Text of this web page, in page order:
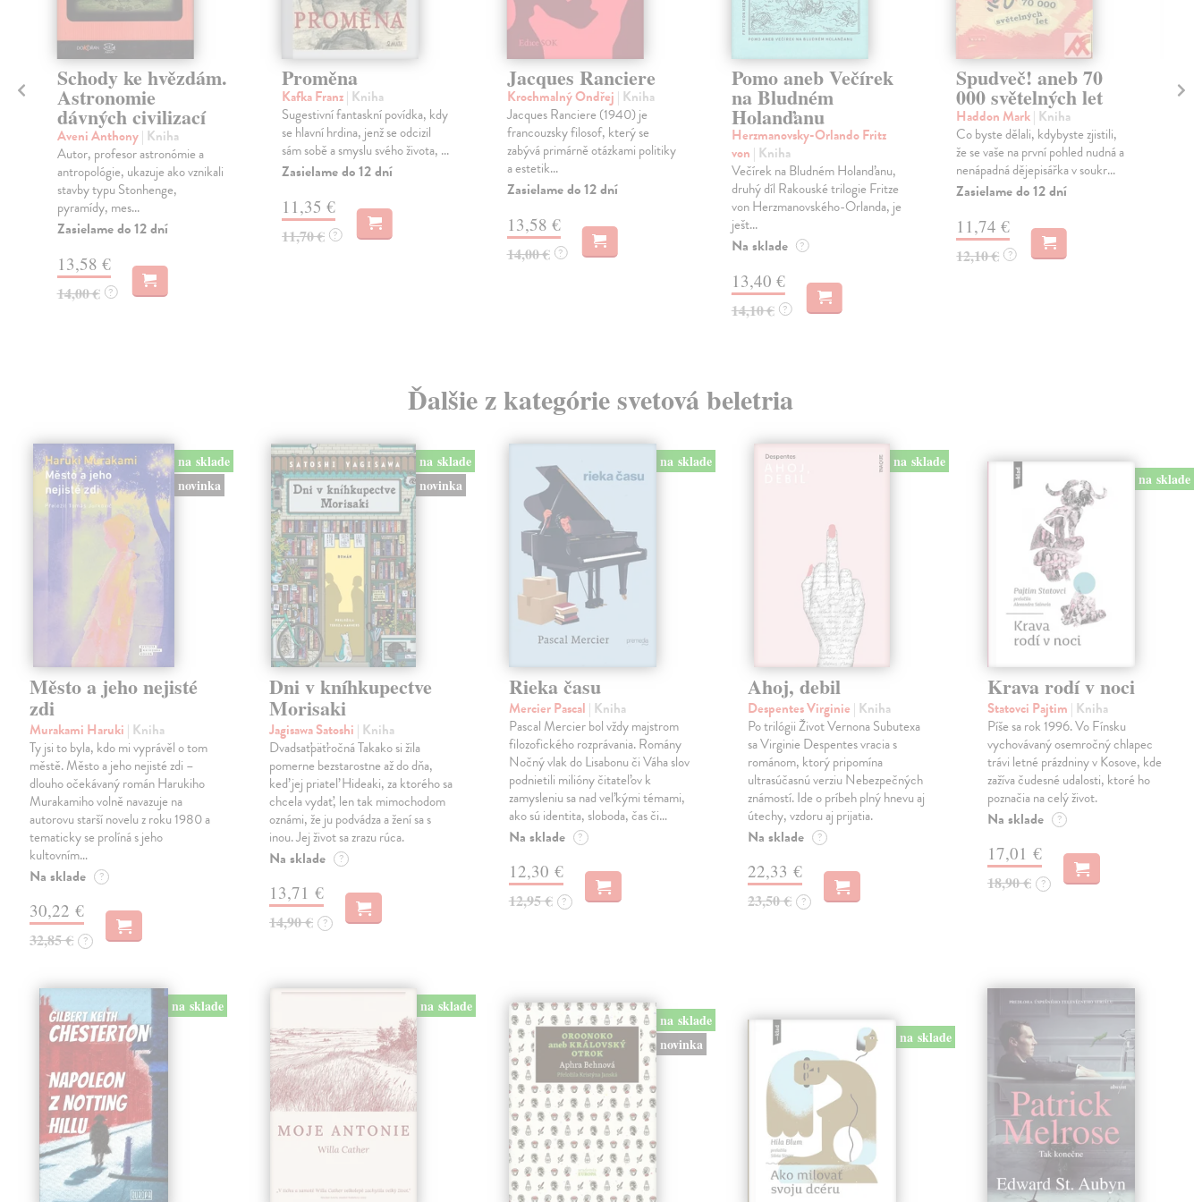
Schody ke hvězdám.
Astronomie
dávných civilizací
Aveni Anthony| Kniha
Autor, profesor astronómie a
antropológie, ukazuje ako vznikali
stavby typu Stonhenge,
pyramídy, mes...
Zasielame do 12 dní
13,58 €
14,00 € ?
Proměna
Kafka Franz| Kniha
Sugestivní fantaskní povídka, kdy
se hlavní hrdina, jenž se odcizil
sám sobě a smyslu svého života, ...
Zasielame do 12 dní
11,35 €
11,70 € ?
Jacques Ranciere
Krochmalný Ondřej | Kniha
Jacques Ranciere (1940) je
francouzsky filosof, který se
zabývá primárně otázkami politiky
a estetik...
Zasielame do 12 dní
13,58 €
14,00 € ?
Pomo aneb Večírek
na Bludném
Holanďanu
Herzmanovsky-Orlando Fritz
von | Kniha
Večírek na Bludném Holanďanu,
druhý díl Rakouské trilogie Fritze
von Herzmanovského-Orlanda, je
ješt...
Na sklade ?
13,40 €
14,10 € ?
Spudveč! aneb 70
000 světelných let
Haddon Mark| Kniha
Co byste dělali, kdybyste zjistili,
že se vaše na první pohled nudná a
nenápadná dějepisářka v soukr...
Zasielame do 12 dní
11,74 €
12,10 € ?
Ďalšie z kategórie svetová beletria
na sklade
novinka
Město a jeho nejisté
zdi
Murakami Haruki | Kniha
Ty jsi to byla, kdo mi vyprávěl o tom
městě. Město a jeho nejisté zdi –
dlouho očekávaný román Harukiho
Murakamiho volně navazuje na
autorovu starší novelu z roku 1980 a
tematicky se prolíná s jeho
kultovním…
Na sklade ?
30,22 €
32,85 € ?
na sklade
novinka
Dni v kníhkupectve
Morisaki
Jagisawa Satoshi | Kniha
Dvadsaťpäťročná Takako si žila
pomerne bezstarostne až do dňa,
keď jej priateľ Hideaki, za ktorého sa
chcela vydať, len tak mimochodom
oznámi, že ju podvádza a žení sa s
inou. Jej život sa zrazu rúca.
Na sklade ?
13,71 €
14,90 € ?
na sklade
Rieka času
Mercier Pascal | Kniha
Pascal Mercier bol vždy majstrom
filozofického rozprávania. Romány
Nočný vlak do Lisabonu či Váha slov
podnietili milióny čitateľov k
zamysleniu sa nad veľkými témami,
ako sú identita, sloboda, čas či…
Na sklade ?
12,30 €
12,95 € ?
na sklade
Ahoj, debil
Despentes Virginie | Kniha
Po trilógii Život Vernona Subutexa
sa Virginie Despentes vracia s
románom, ktorý pripomína
ultrasúčasnú verziu Nebezpečných
známostí. Ide o príbeh plný hnevu aj
útechy, vzdoru aj prijatia.
Na sklade ?
22,33 €
23,50 € ?
na sklade
Krava rodí v noci
Statovci Pajtim | Kniha
Píše sa rok 1996. Vo Fínsku
vychovávaný osemročný chlapec
trávi letné prázdniny v Kosove, kde
zažíva čudesné udalosti, ktoré ho
poznačia na celý život.
Na sklade ?
17,01 €
18,90 € ?
na sklade na sklade
na sklade
novinka
na sklade